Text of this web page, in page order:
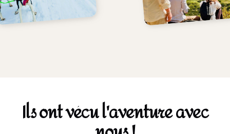
Ils ont vécu l'aventure avec